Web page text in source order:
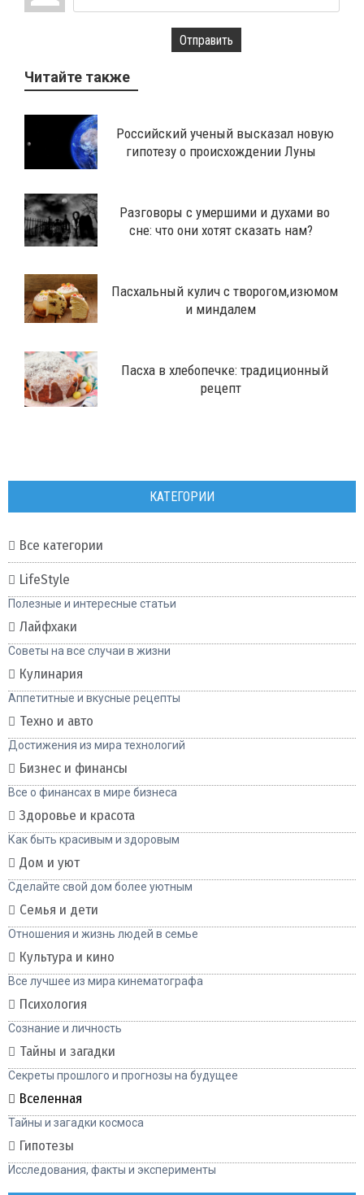
Отправить
Читайте также
Российский ученый высказал новую
гипотезу о происхождении Луны
Разговоры с умершими и духами во
сне: что они хотят сказать нам?
Пасхальный кулич с творогом,изюмом
и миндалем
Пасха в хлебопечке: традиционный
рецепт
КАТЕГОРИИ
Все категории
LifeStyle
Полезные и интересные статьи
Лайфхаки
Советы на все случаи в жизни
Кулинария
Аппетитные и вкусные рецепты
Техно и авто
Достижения из мира технологий
Бизнес и финансы
Все о финансах в мире бизнеса
Здоровье и красота
Как быть красивым и здоровым
Дом и уют
Сделайте свой дом более уютным
Семья и дети
Отношения и жизнь людей в семье
Культура и кино
Все лучшее из мира кинематографа
Психология
Сознание и личность
Тайны и загадки
Секреты прошлого и прогнозы на будущее
Вселенная
Тайны и загадки космоса
Гипотезы
Исследования, факты и эксперименты